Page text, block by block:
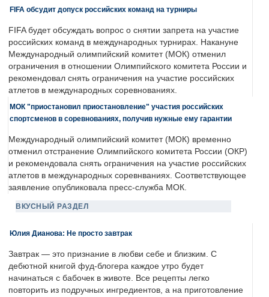
FIFA обсудит допуск российских команд на турниры
FIFA будет обсуждать вопрос о снятии запрета на участие
российских команд в международных турнирах. Накануне
Международный олимпийский комитет (МОК) отменил
ограничения в отношении Олимпийского комитета России и
рекомендовал снять ограничения на участие российских
атлетов в международных соревнованиях.
МОК "приостановил приостановление" участия российских
спортсменов в соревнованиях, получив нужные ему гарантии
Международный олимпийский комитет (МОК) временно
отменил отстранение Олимпийского комитета России (ОКР)
и рекомендовала снять ограничения на участие российских
атлетов в международных соревнваниях. Соответствующее
заявление опубликовала пресс-служба МОК.
ВКУСНЫЙ РАЗДЕЛ
Юлия Дианова: Не просто завтрак
Завтрак — это признание в любви себе и близким. С
дебютной книгой фуд-блогера каждое утро будет
начинаться с бабочек в животе. Все рецепты легко
повторить из подручных ингредиентов, а на приготовление